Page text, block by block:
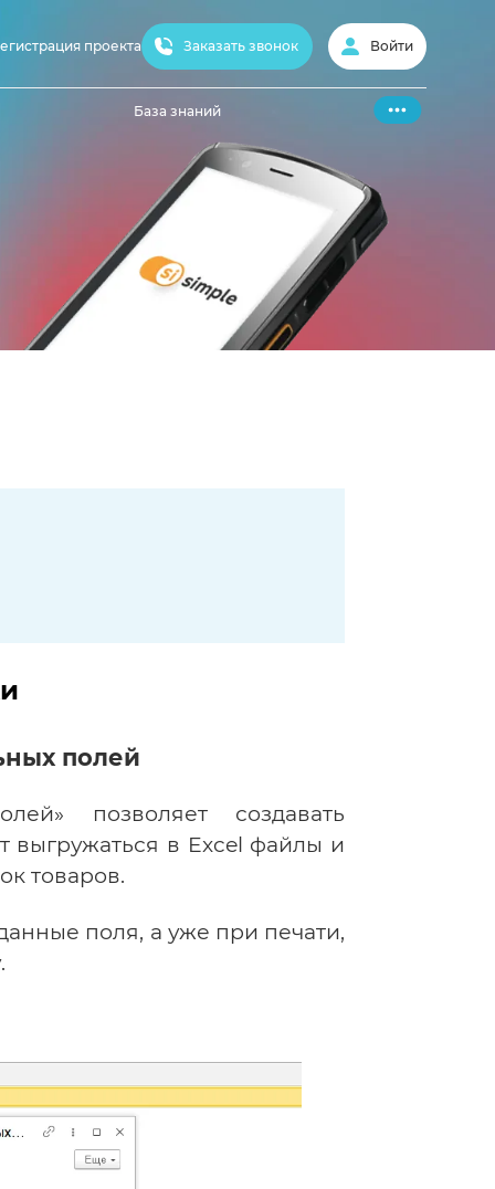
проекта
База знаний
Заказать звонок Войти
полей
позволяет создавать
выгружаться в Excel файлы и
товаров.
поля, а уже при печати,